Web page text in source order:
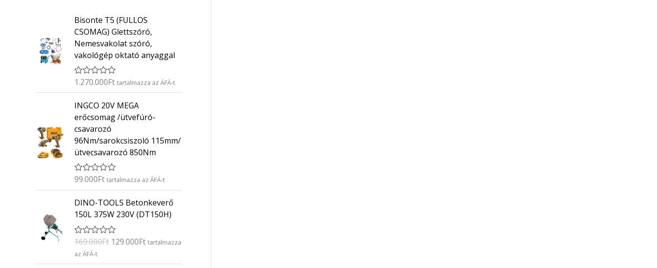
Bisonte T5 (FULLOS
CSOMAG) Glettszóró,
Nemesvakolat szóró,
vakológép oktató anyaggal
É
é
e
l
é
s
:
/
5
1.270.000Ft tartalmazza az ÁFÁ-t
INGCO 20V MEGA
erőcsomag /ütvefúró-
csavarozó
96Nm/sarokcsiszoló 115mm/
ütvecsavarozó 850Nm
É
é
k
e
é
s
0
/
99.000Ft tartalmazza az ÁFÁ-t
DINO-TOOLS Betonkeverő
150L 375W 230V (DT150H)
É
t
é
169.000Ft
O
r
g
129.000Ft
C
u
etartalmazza
az ÁFÁ-t